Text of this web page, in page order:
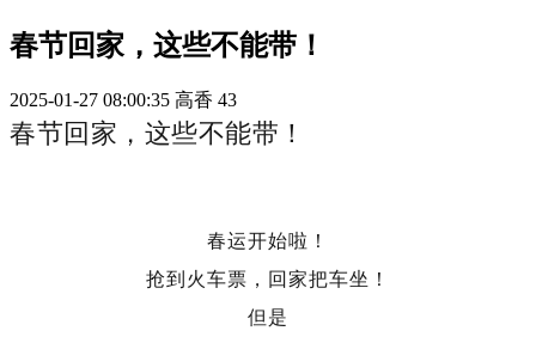
春节回家，这些不能带！
2025-01-27 08:00:35 高香 43
春节回家，这些不能带！
春运开始啦！
抢到火车票，回家把车坐！
但是